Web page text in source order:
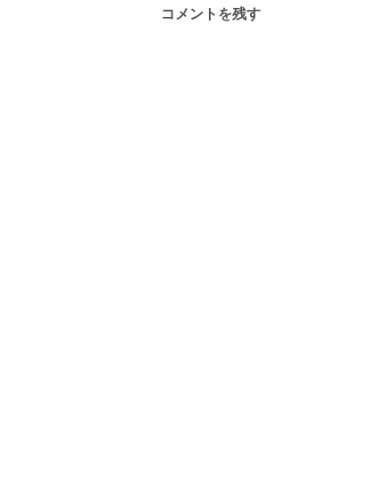
コメントを残す